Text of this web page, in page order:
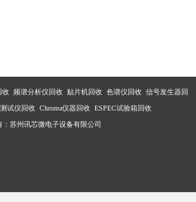
收 频谱分析仪回收 贴片机回收 色谱仪回收 信号发生器回
试仪回收 Chroma仪器回收 ESPEC试验箱回收
：苏州讯芯微电子设备有限公司